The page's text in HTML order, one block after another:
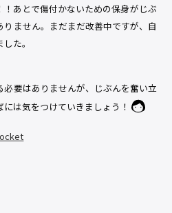
あとで傷付かないための保身がじぶ
ません。まだまだ改善中ですが、自
た。
要はありませんが、じぶんを奮い立
は気をつけていきましょう！